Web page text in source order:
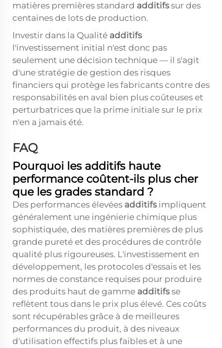
matières premières standard additifssur des
centaines de lots de production.
Investir dans la Qualité additifs
l'investissement initial n'est donc pas
seulement une décision technique — il s'agit
d'une stratégie de gestion des risques
financiers qui protège les fabricants contre des
responsabilités en aval bien plus coûteuses et
perturbatrices que la prime initiale sur le prix
n'en a jamais été.
FAQ
Pourquoi les additifs haute
performance coûtent-ils plus cher
que les grades standard ?
Des performances élevées additifs impliquent
généralement une ingénierie chimique plus
sophistiquée, des matières premières de plus
grande pureté et des procédures de contrôle
qualité plus rigoureuses. L'investissement en
développement, les protocoles d'essais et les
normes de constance requises pour produire
des produits haut de gamme additifsse
reflètent tous dans le prix plus élevé. Ces coûts
sont récupérables grâce à de meilleures
performances du produit, à des niveaux
d'utilisation effectifs plus faibles et à une